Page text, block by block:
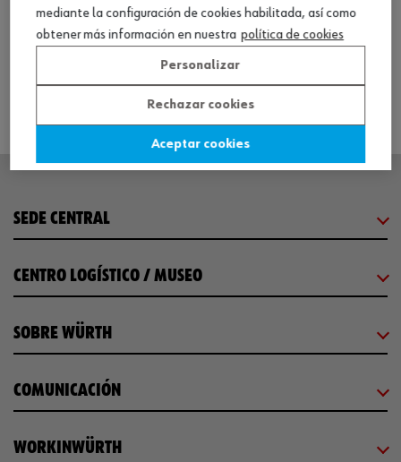
Ver producto
SEDE CENTRAL
CENTRO LOGÍSTICO / MUSEO
SOBRE WÜRTH
COMUNICACIÓN
WORKINWÜRTH
mediante la configuración de cookies habilitada, así como
obtener más información en nuestra política de cookies
Personalizar
Rechazar cookies
Aceptar cookies